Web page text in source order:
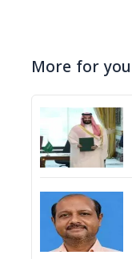
More for you